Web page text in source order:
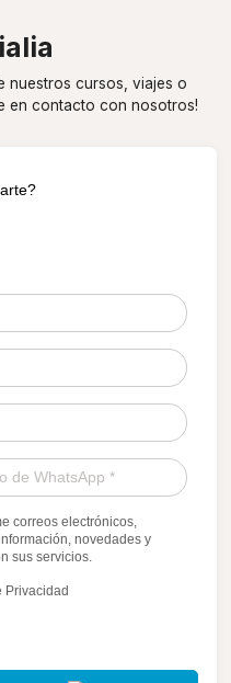
nuestros cursos, viajes o
en contacto con nosotros!
correos electrónicos,
novedades y
sus servicios.
Privacidad